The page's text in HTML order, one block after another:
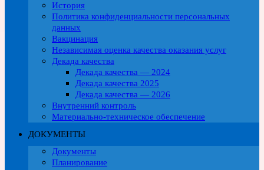
История
Политика конфиденциальности персональных
данных
Вакцинация
Независимая оценка качества оказания услуг
Декада качества
Декада качества — 2024
Декада качества 2025
Декада качества — 2026
Внутренний контроль
Материально-техническое обеспечение
ДОКУМЕНТЫ
Документы
Планирование